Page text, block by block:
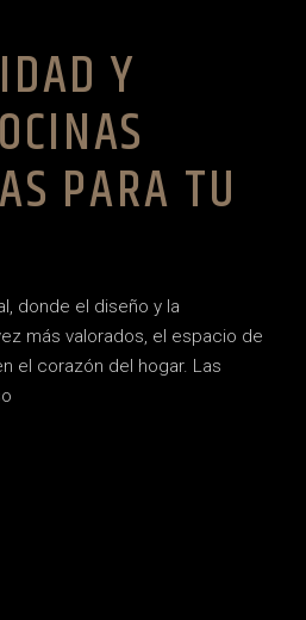
Y
PARA TU
donde el diseño y la
más valorados, el espacio de
el corazón del hogar. Las